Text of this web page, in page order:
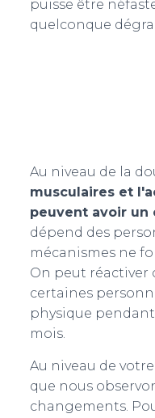
puisse être
quelconque
Au niveau de la
musculaires et
peuvent avoir
dépend des
mécanismes ne
On peut réactiver
certaines
physique
mois.
Au niveau de
que nous
changements.